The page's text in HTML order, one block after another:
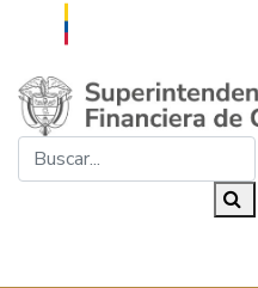
Saltar al contenido principal